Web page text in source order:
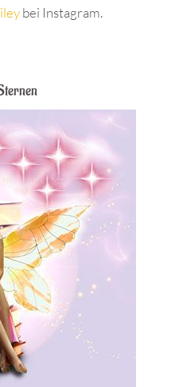
bei Instagram.